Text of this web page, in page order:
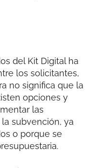
del Kit Digital ha
los solicitantes,
no significa que la
opciones y
las
subvención, ya
o porque se